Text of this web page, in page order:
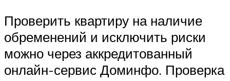
Проверить квартиру на наличие
обременений и исключить риски
можно через аккредитованный
онлайн-сервис Доминфо. Проверка